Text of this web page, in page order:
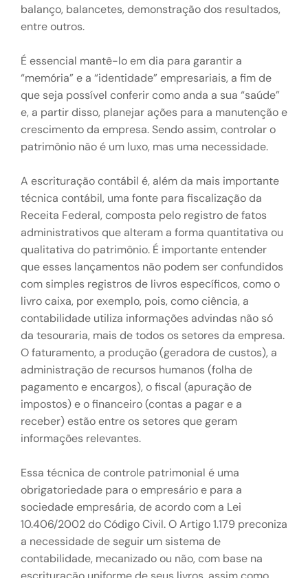
balanço, balancetes, demonstração dos resultados,
entre outros.
É essencial mantê-lo em dia para garantir a
“memória” e a “identidade” empresariais, a fim de
que seja possível conferir como anda a sua “saúde”
e, a partir disso, planejar ações para a manutenção e
crescimento da empresa. Sendo assim, controlar o
patrimônio não é um luxo, mas uma necessidade.
A escrituração contábil é, além da mais importante
técnica contábil, uma fonte para fiscalização da
Receita Federal, composta pelo registro de fatos
administrativos que alteram a forma quantitativa ou
qualitativa do patrimônio. É importante entender
que esses lançamentos não podem ser confundidos
com simples registros de livros específicos, como o
livro caixa, por exemplo, pois, como ciência, a
contabilidade utiliza informações advindas não só
da tesouraria, mais de todos os setores da empresa.
O faturamento, a produção (geradora de custos), a
administração de recursos humanos (folha de
pagamento e encargos), o fiscal (apuração de
impostos) e o financeiro (contas a pagar e a
receber) estão entre os setores que geram
informações relevantes.
Essa técnica de controle patrimonial é uma
obrigatoriedade para o empresário e para a
sociedade empresária, de acordo com a Lei
10.406/2002 do Código Civil. O Artigo 1.179 preconiza
a necessidade de seguir um sistema de
contabilidade, mecanizado ou não, com base na